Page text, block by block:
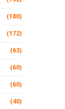
(180)
(172)
(63)
(60)
(60)
(40)